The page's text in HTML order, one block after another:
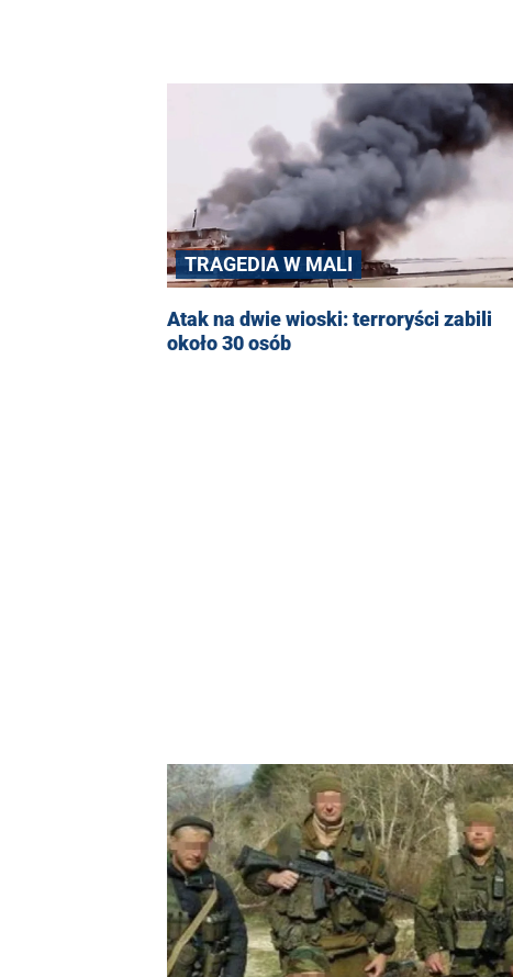
TRAGEDIA W MALI
Atak na dwie wioski: terroryści zabili
około 30 osób